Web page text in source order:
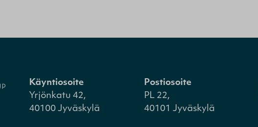
Käyntiosoite
Yrjönkatu 42,
40100 Jyväskylä
Postiosoite
PL 22,
40101 Jyväskylä